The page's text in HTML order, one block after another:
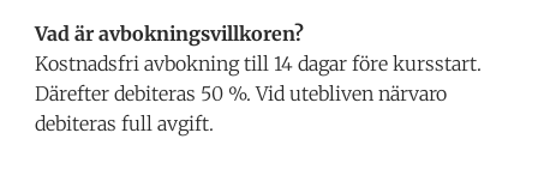
Vad är avbokningsvillkoren?
Kostnadsfri avbokning till 14 dagar före kursstart.
Därefter debiteras 50 %. Vid utebliven närvaro
debiteras full avgift.